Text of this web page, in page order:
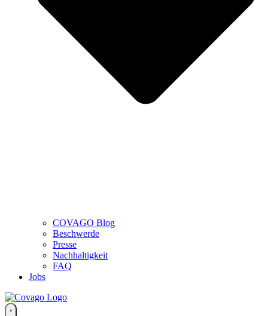
COVAGO Blog
Beschwerde
Presse
Nachhaltigkeit
FAQ
Jobs